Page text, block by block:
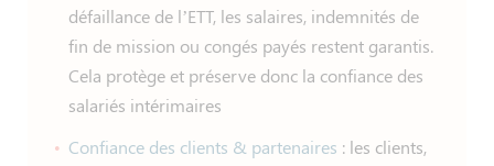
défaillance de l’ETT, les salaires, indemnités de
fin de mission ou congés payés restent garantis.
Cela protège et préserve donc la confiance des
salariés intérimaires
Confiance des clients & partenaires : les clients,